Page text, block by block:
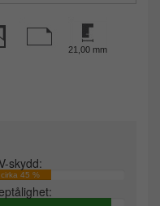
21,00 mm
skydd:
cirka 45 %